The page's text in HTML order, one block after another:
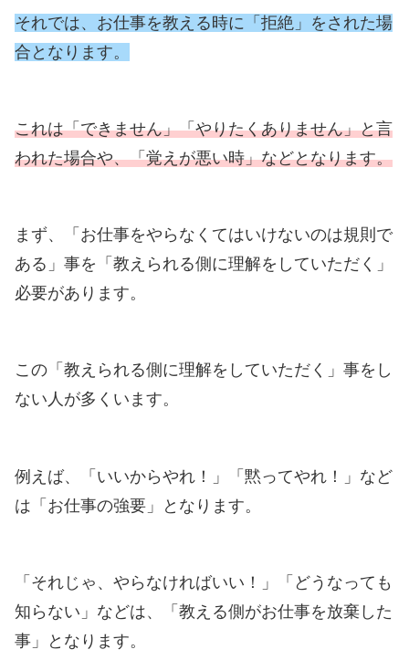
それでは、お仕事を教える時に「拒絶」をされた場
合となります。
これは「できません」「やりたくありません」と言
われた場合や、「覚えが悪い時」などとなります。
まず、「お仕事をやらなくてはいけないのは規則で
ある」事を「教えられる側に理解をしていただく」
必要があります。
この「教えられる側に理解をしていただく」事をし
ない人が多くいます。
例えば、「いいからやれ！」「黙ってやれ！」など
は「お仕事の強要」となります。
「それじゃ、やらなければいい！」「どうなっても
知らない」などは、「教える側がお仕事を放棄した
事」となります。